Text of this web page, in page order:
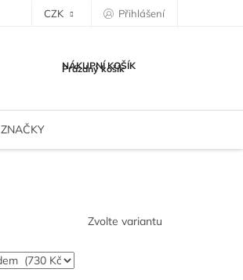
CZK Přihlášení
NÁKUPNÍ KOŠÍK
Prázdný košík
ZNAČKY
Zvolte variantu